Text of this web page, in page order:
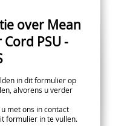
over Mean
Cord PSU -
in dit formulier op
alvorens u verder
met ons in contact
formulier in te vullen.